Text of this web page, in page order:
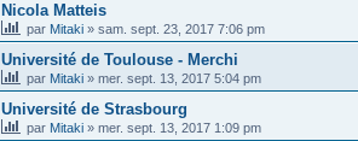
Nicola Matteis
par Mitaki » sam. sept. 23, 2017 7:06 pm
Université de Toulouse - Merchi
par Mitaki » mer. sept. 13, 2017 5:04 pm
Université de Strasbourg
par Mitaki » mer. sept. 13, 2017 1:09 pm